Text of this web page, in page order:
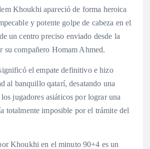
Khoukhi apareció de forma heroica
y potente golpe de cabeza en el
un centro preciso enviado desde la
su compañero Homam Ahmed.
el empate definitivo e hizo
al banquillo qatarí, desatando una
jugadores asiáticos por lograr una
totalmente imposible por el trámite del
Khoukhi en el minuto 90+4 es un